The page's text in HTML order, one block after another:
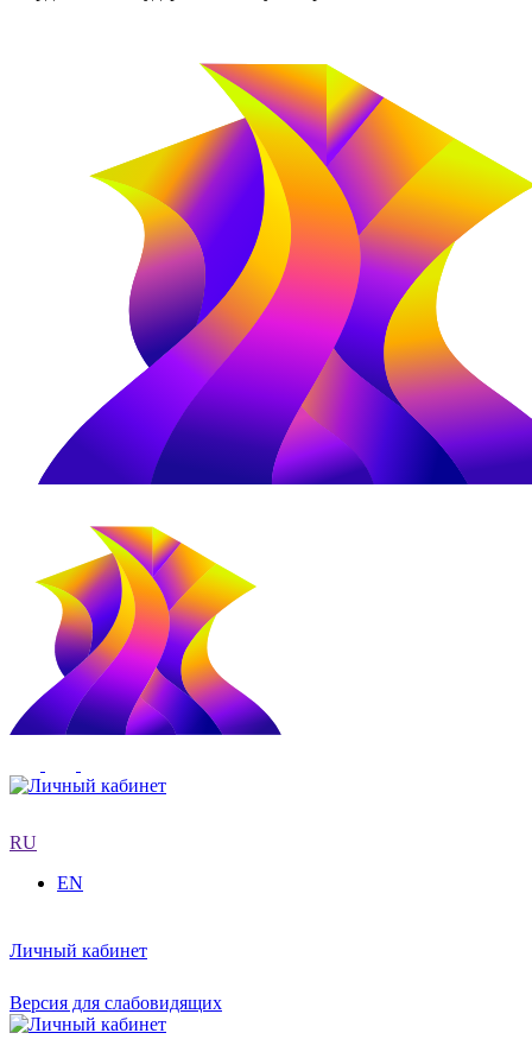
RU
EN
Личный кабинет
Версия для слабовидящих